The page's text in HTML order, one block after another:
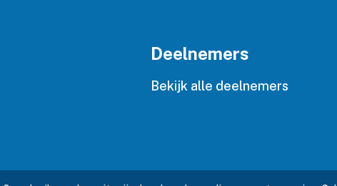
Deelnemers
Bekijk alle deelnemers